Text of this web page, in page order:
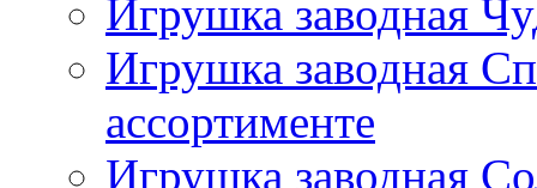
Игрушка заводная
Игрушка заводная
ассортименте
Игрушка заводная